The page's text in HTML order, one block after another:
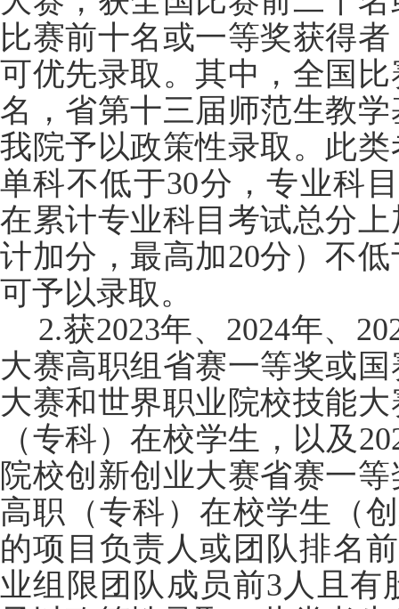
比赛前十名或一等奖获得
可优先录取。其中，全国
名，省第十三届师范生教
我院予以政策性录取。此
单科不低于30分，专业科
在累计专业科目考试总分
计加分，最高加20分）不
可予以录取。
2.获2023年、2024年、
大赛高职组省赛一等奖或
大赛和世界职业院校技能
（专科）在校学生，以及
院校创新创业大赛省赛一
高职（专科）在校学生（
的项目负责人或团队排名
业组限团队成员前3人且